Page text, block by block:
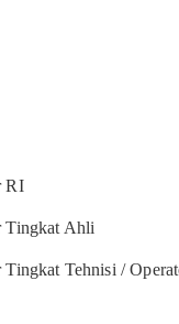
RI
Tingkat Ahli
Tehnisi /